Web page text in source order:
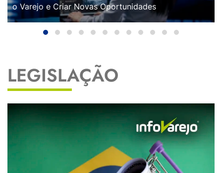
o Varejo e Criar Novas Oportunidades
LEGISLAÇÃO